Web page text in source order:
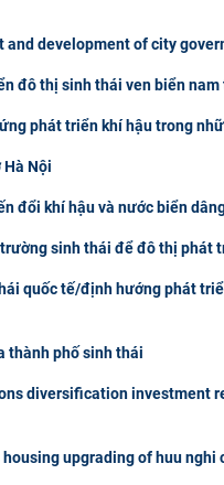
and development of city
đô thị sinh thái ven biển
phát triển khí hậu trong
Nội
đổi khí hậu và nước biển
sinh thái để đô thị phát
quốc tế/định hướng phát
thành phố sinh thái
diversification investment
upgrading of huu